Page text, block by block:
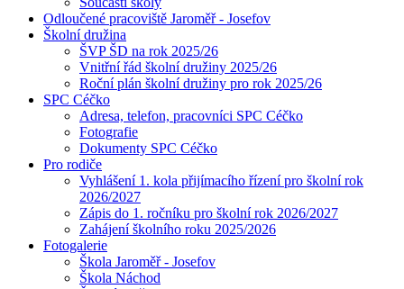
Odloučené pracoviště Jaroměř - Josefov
Školní družina
ŠVP ŠD na rok 2025/26
Vnitřní řád školní družiny 2025/26
Roční plán školní družiny pro rok 2025/26
SPC Céčko
Adresa, telefon, pracovníci SPC Céčko
Fotografie
Dokumenty SPC Céčko
Pro rodiče
Vyhlášení 1. kola přijímacího řízení pro školní rok
2026/2027
Zápis do 1. ročníku pro školní rok 2026/2027
Zahájení školního roku 2025/2026
Fotogalerie
Škola Jaroměř - Josefov
Škola Náchod